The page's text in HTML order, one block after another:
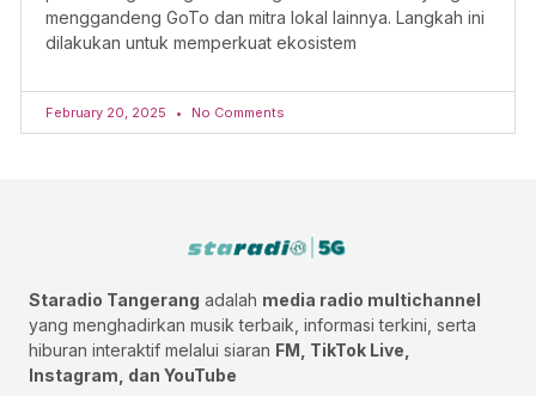
menggandeng GoTo dan mitra lokal lainnya. Langkah ini
dilakukan untuk memperkuat ekosistem
February 20, 2025 No Comments
Staradio Tangerang adalah media radio multichannel
yang menghadirkan musik terbaik, informasi terkini, serta
hiburan interaktif melalui siaran FM, TikTok Live,
Instagram, dan YouTube